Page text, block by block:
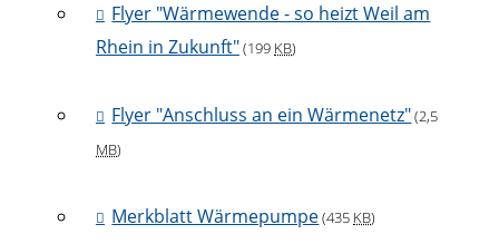
Flyer "Wärmewende - so heizt Weil am
Rhein in Zukunft"(199 KB)
Flyer "Anschluss an ein Wärmenetz"(2,5
MB)
Merkblatt Wärmepumpe(435 KB)